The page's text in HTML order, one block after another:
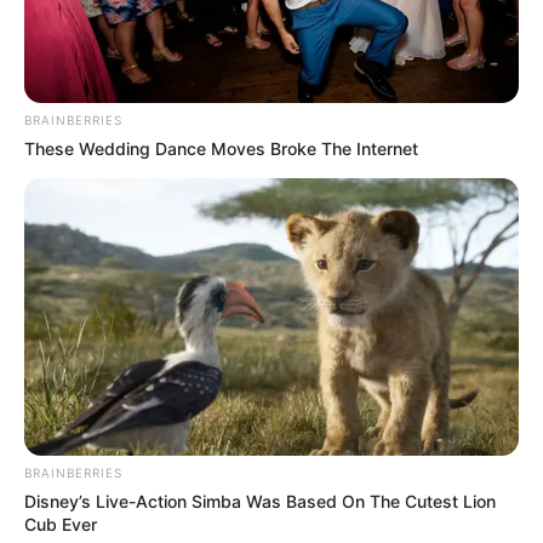
Mute
BRAINBERRIES
These Wedding Dance Moves Broke The Internet
BRAINBERRIES
Disney’s Live-Action Simba Was Based On The Cutest Lion
Cub Ever